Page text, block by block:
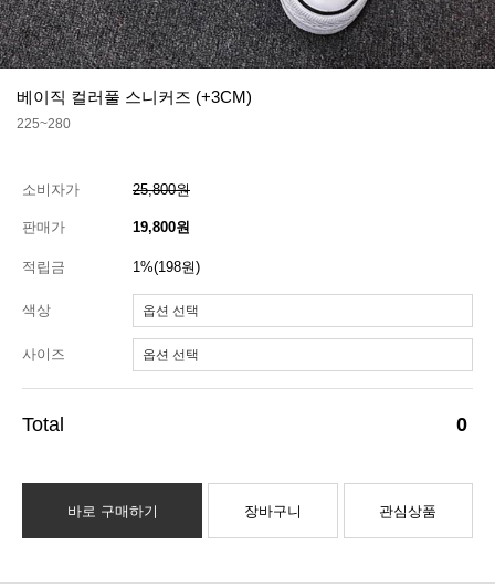
베이직 컬러풀 스니커즈 (+3CM)
225~280
소비자가 25,800원
판매가 19,800원
적립금 1%(198원)
색상
사이즈
0
바로 구매하기 장바구니 관심상품